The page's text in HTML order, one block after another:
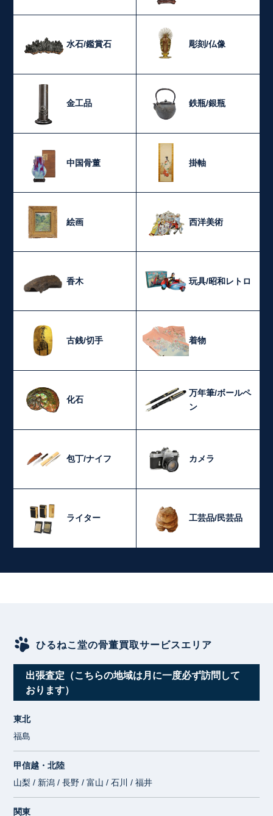
水石/鑑賞石 彫刻/仏像
金工品 鉄瓶/銀瓶
中国骨董 掛軸
絵画 西洋美術
香木 玩具/昭和レトロ
古銭/切手 着物
化石
万年筆/ボールペ
ン
包丁/ナイフ カメラ
ライター 工芸品/民芸品
ひるねこ堂の骨董買取サービスエリア
出張査定（こちらの地域は月に一度必ず訪問して
おります）
東北
福島
甲信越・北陸
山梨 / 新潟 / 長野 / 富山 / 石川 / 福井
関東